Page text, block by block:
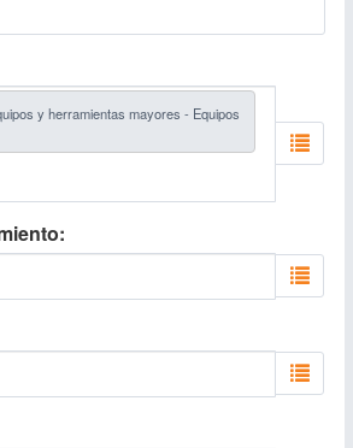
y herramientas mayores - Equipos